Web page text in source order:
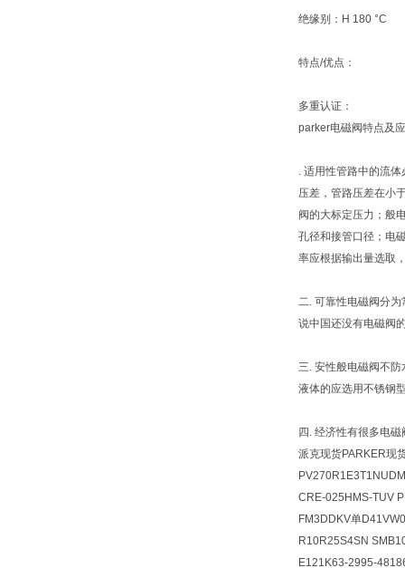
绝缘别：H 180 °C
特点/优点：
多重认证：
parker电磁阀特点及
. 适用性管路中的流
压差，管路压差在小
阀的大标定压力；般
孔径和接管口径；电
率应根据输出量选取
二. 可靠性电磁阀分
说中国还没有电磁阀
三. 安性般电磁阀不
液体的应选用不锈钢
四. 经济性有很多电
派克现货PARKER现
CRE-025HMS-TUV
FM3DDKV单
R10R25S4SN
E121K63-2995-